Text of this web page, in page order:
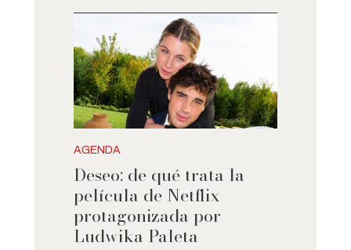
AGENDA
Deseo: de qué trata la
película de Netflix
protagonizada por
Ludwika Paleta